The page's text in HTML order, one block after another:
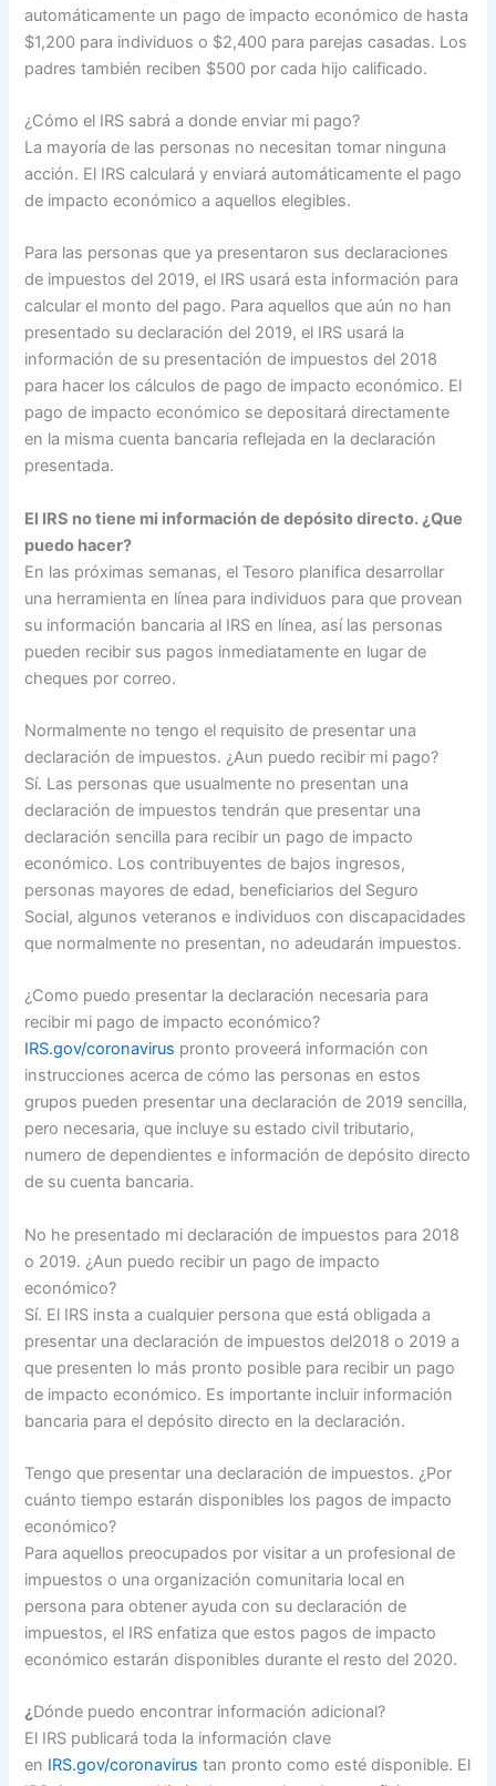
automáticamente un pago de impacto económico de hasta
$1,200 para individuos o $2,400 para parejas casadas. Los
padres también reciben $500 por cada hijo calificado.
¿Cómo el IRS sabrá a donde enviar mi pago?
La mayoría de las personas no necesitan tomar ninguna
acción. El IRS calculará y enviará automáticamente el pago
de impacto económico a aquellos elegibles.
Para las personas que ya presentaron sus declaraciones
de impuestos del 2019, el IRS usará esta información para
calcular el monto del pago. Para aquellos que aún no han
presentado su declaración del 2019, el IRS usará la
información de su presentación de impuestos del 2018
para hacer los cálculos de pago de impacto económico. El
pago de impacto económico se depositará directamente
en la misma cuenta bancaria reflejada en la declaración
presentada.
El IRS no tiene mi información de depósito directo. ¿Que
puedo hacer?
En las próximas semanas, el Tesoro planifica desarrollar
una herramienta en línea para individuos para que provean
su información bancaria al IRS en línea, así las personas
pueden recibir sus pagos inmediatamente en lugar de
cheques por correo.
Normalmente no tengo el requisito de presentar una
declaración de impuestos. ¿Aun puedo recibir mi pago?
Sí. Las personas que usualmente no presentan una
declaración de impuestos tendrán que presentar una
declaración sencilla para recibir un pago de impacto
económico. Los contribuyentes de bajos ingresos,
personas mayores de edad, beneficiarios del Seguro
Social, algunos veteranos e individuos con discapacidades
que normalmente no presentan, no adeudarán impuestos.
¿Como puedo presentar la declaración necesaria para
recibir mi pago de impacto económico?
IRS.gov/coronavirus pronto proveerá información con
instrucciones acerca de cómo las personas en estos
grupos pueden presentar una declaración de 2019 sencilla,
pero necesaria, que incluye su estado civil tributario,
numero de dependientes e información de depósito directo
de su cuenta bancaria.
No he presentado mi declaración de impuestos para 2018
o 2019. ¿Aun puedo recibir un pago de impacto
económico?
Sí. El IRS insta a cualquier persona que está obligada a
presentar una declaración de impuestos del2018 o 2019 a
que presenten lo más pronto posible para recibir un pago
de impacto económico. Es importante incluir información
bancaria para el depósito directo en la declaración.
Tengo que presentar una declaración de impuestos. ¿Por
cuánto tiempo estarán disponibles los pagos de impacto
económico?
Para aquellos preocupados por visitar a un profesional de
impuestos o una organización comunitaria local en
persona para obtener ayuda con su declaración de
impuestos, el IRS enfatiza que estos pagos de impacto
económico estarán disponibles durante el resto del 2020.
¿Dónde puedo encontrar información adicional?
El IRS publicará toda la información clave
en IRS.gov/coronavirus tan pronto como esté disponible. El